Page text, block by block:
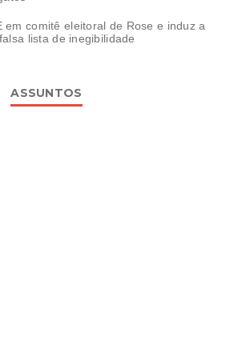
em comitê eleitoral de Rose e induz a
lista de inegibilidade
ASSUNTOS